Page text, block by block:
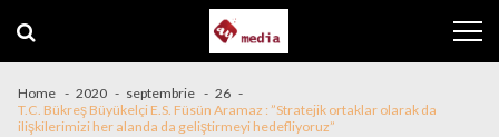
Home 2020 septembrie
26
T.C. Bükreş Büyükelçi E.S. Füsün Aramaz : ”Stratejik ortaklar olarak da
ilişkilerimizi her alanda da geliştirmeyi hedefliyoruz”